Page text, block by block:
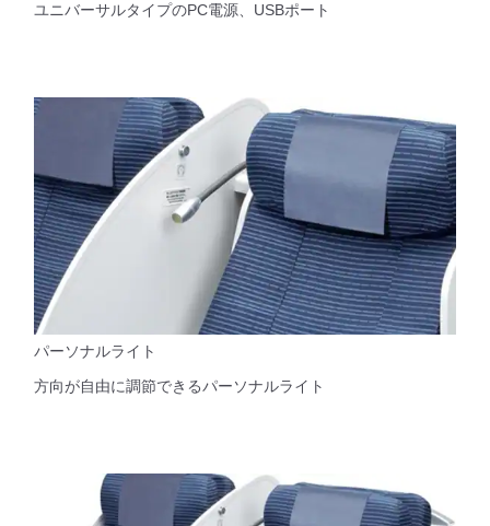
ユニバーサルタイプのPC電源、USBポート
パーソナルライト
方向が自由に調節できるパーソナルライト